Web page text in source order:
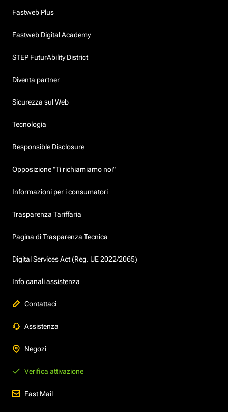
Fastweb Plus
Fastweb Digital Academy
STEP FuturAbility District
Diventa partner
Sicurezza sul Web
Tecnologia
Responsible Disclosure
Opposizione "Ti richiamiamo noi"
Informazioni per i consumatori
Trasparenza Tariffaria
Pagina di Trasparenza Tecnica
Digital Services Act (Reg. UE 2022/2065)
Info canali assistenza
Contattaci
Assistenza
Negozi
Verifica attivazione
Fast Mail